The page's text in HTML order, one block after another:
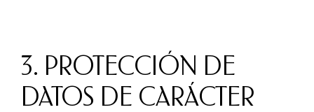
3. PROTECCIÓN DE
DATOS DE CARÁCTER